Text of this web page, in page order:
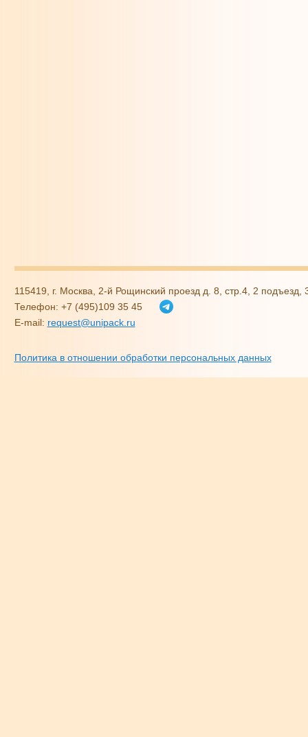
115419, г. Москва, 2-й Рощинский проезд д. 8, стр.4, 2
Телефон: +7 (495)109 35 45
E-mail: request@unipack.ru
Политика в отношении обработки персональных данных